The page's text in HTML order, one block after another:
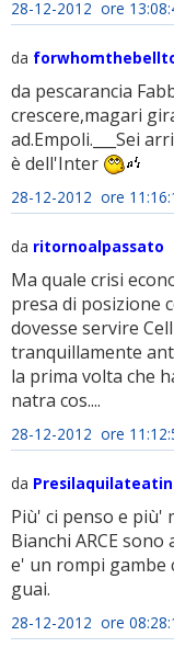
28-12-2012 ore
da
da pescarancia
crescere,magari
ad.Empoli.___Sei
è dell'Inter
28-12-2012 ore
da ritornoalpassato
Ma quale crisi
presa di posizione
dovesse servire
tranquillamente
la prima volta che
natra cos....
28-12-2012 ore
da
Più' ci penso e più'
Bianchi ARCE
e' un rompi gambe
guai.
28-12-2012 ore